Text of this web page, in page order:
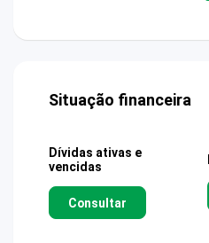
Situação financeira
Dívidas ativas e
vencidas
Consultar